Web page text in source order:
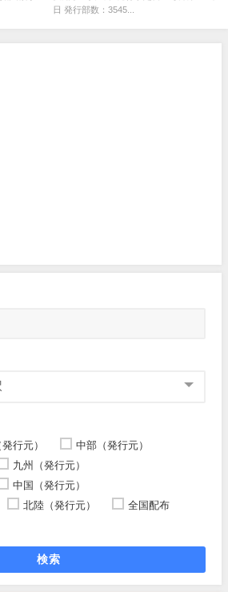
日 発行部数：3545...
行元）
中部（発行元）
九州（発行元）
中国（発行元）
北陸（発行元）
全国配布
検索